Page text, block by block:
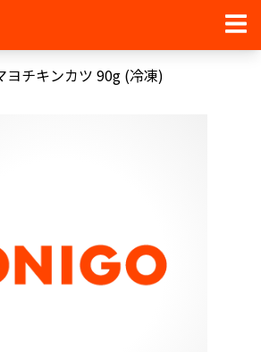
ヨチキンカツ 90g (冷凍)